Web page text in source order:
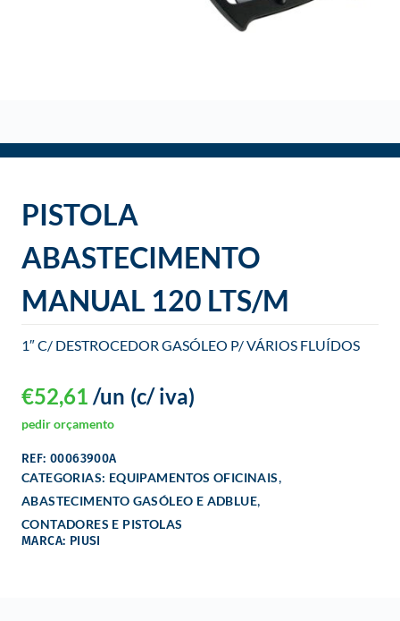
PISTOLA
ABASTECIMENTO
MANUAL 120 LTS/M
1″ C/ DESTROCEDOR GASÓLEO P/ VÁRIOS FLUÍDOS
€52,61 (c/ iva)
/un
pedir orçamento
REF: 00063900A
CATEGORIAS: EQUIPAMENTOS OFICINAIS,
ABASTECIMENTO GASÓLEO E ADBLUE,
CONTADORES E PISTOLAS
MARCA: PIUSI